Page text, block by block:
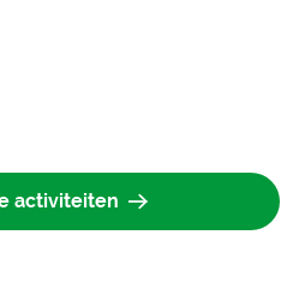
activiteiten